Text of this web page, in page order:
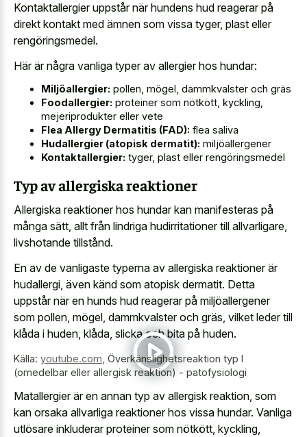
Kontaktallergier uppstår närhundens hud reagerar på
direkt kontakt med ämnen som vissa tyger, plast eller
rengöringsmedel.
Här är några vanliga typer av allergier hos hundar:
Miljöallergier: pollen, mögel, dammkvalster och gräs
Foodallergier: proteiner som nötkött, kyckling,
mejeriprodukter eller vete
Flea Allergy Dermatitis (FAD): flea saliva
Hudallergier (atopisk dermatit): miljöallergener
Kontaktallergier: tyger, plast eller rengöringsmedel
Typ av allergiska reaktioner
Allergiska reaktioner hos hundar kan manifesteras på
många sätt, allt från lindriga hudirritationer till allvarligare,
livshotande tillstånd.
En av de vanligaste typerna av allergiska reaktioner är
hudallergi, även känd som atopisk dermatit. Detta
uppstår när en hunds hud reagerar på miljöallergener
som pollen, mögel, dammkvalster och gräs, vilket leder till
klåda i huden, klåda, slicka och bita på huden.
Källa: youtube.com Överkänslighetsreaktion typ I
(omedelbar eller allergisk reaktion) - patofysiologi
Matallergier är en annan typ av allergisk reaktion, som
kan orsaka allvarliga reaktioner hos vissa hundar. Vanliga
utlösare inkluderar proteiner som nötkött, kyckling,